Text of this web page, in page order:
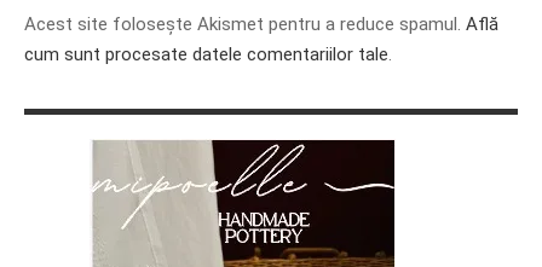
Acest site folosește Akismet pentru a reduce spamul. Află
cum sunt procesate datele comentariilor tale.